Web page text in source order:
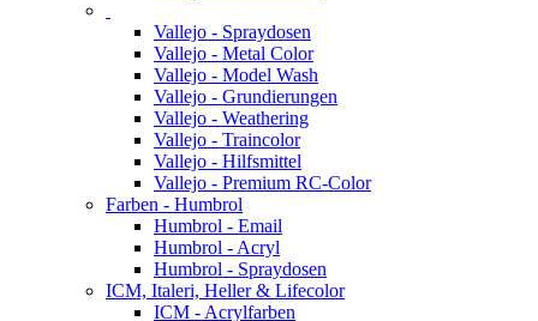
Vallejo - Spraydosen
Vallejo - Metal Color
Vallejo - Model Wash
Vallejo - Grundierungen
Vallejo - Weathering
Vallejo - Traincolor
Vallejo - Hilfsmittel
Vallejo - Premium RC-Color
Farben - Humbrol
Humbrol - Email
Humbrol - Acryl
Humbrol - Spraydosen
ICM, Italeri, Heller & Lifecolor
ICM - Acrylfarben